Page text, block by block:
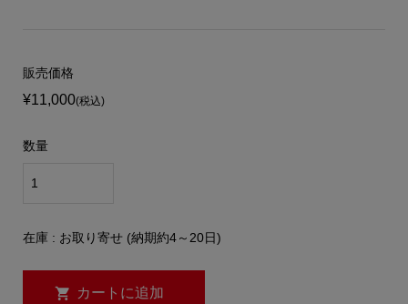
販売価格
¥11,000(税込)
数量
在庫 : お取り寄せ (納期約4～20日)